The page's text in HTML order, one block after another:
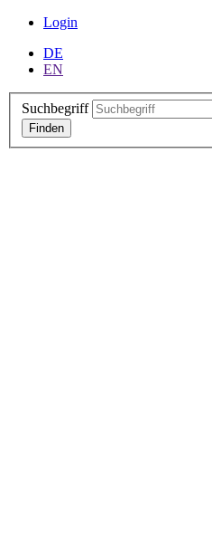
Login
DE
EN
Suchbegriff